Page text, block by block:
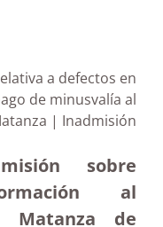
a defectos en
de minusvalía al
| Inadmisión
sobre
al
Matanza de